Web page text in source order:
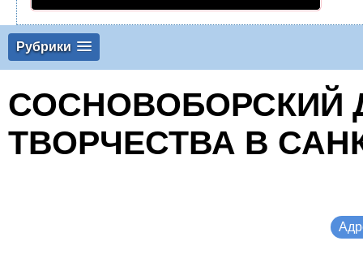
Рубрики
СОСНОВОБОРСКИЙ
ТВОРЧЕСТВА В